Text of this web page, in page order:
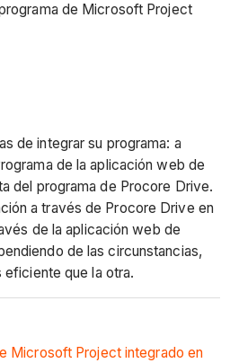
de Microsoft Project
de integrar su programa: a
de la aplicación web de
del programa de Procore Drive.
a través de Procore Drive en
de la aplicación web de
de las circunstancias,
eficiente que la otra.
Microsoft Project integrado en